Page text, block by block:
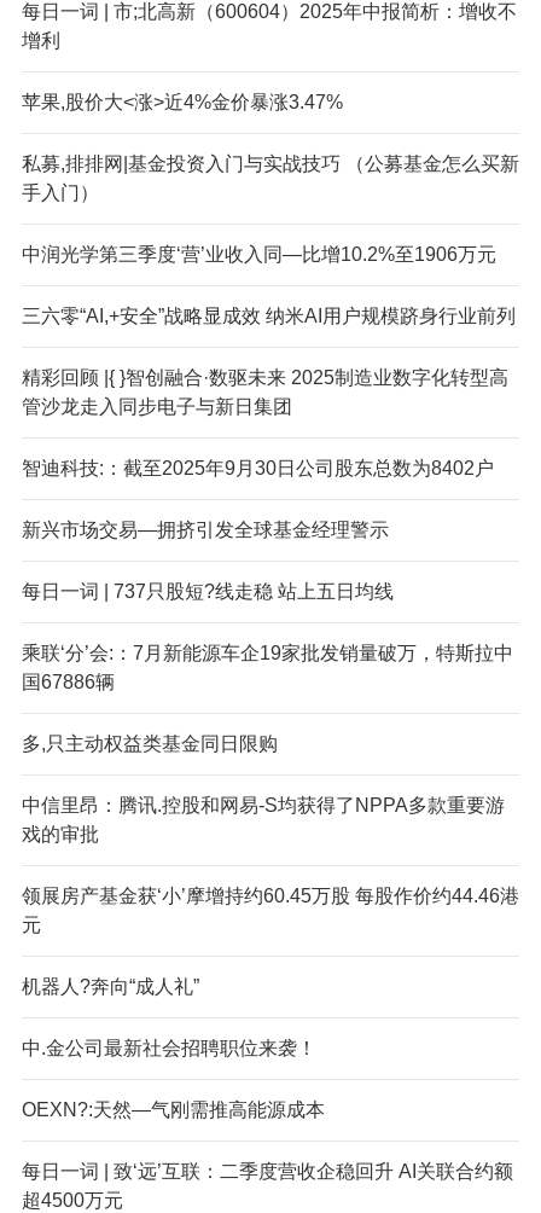
每日一词 | 市;北高新（600604）2025年中报简析：增收不
增利
苹果,股价大<涨>近4%金价暴涨3.47%
私募,排排网|基金投资入门与实战技巧 （公募基金怎么买新
手入门）
中润光学第三季度‘营’业收入同—比增10.2%至1906万元
三六零“AI,+安全”战略显成效 纳米AI用户规模跻身行业前列
精彩回顾 |{ }智创融合·数驱未来 2025制造业数字化转型高
管沙龙走入同步电子与新日集团
智迪科技:：截至2025年9月30日公司股东总数为8402户
新兴市场交易—拥挤引发全球基金经理警示
每日一词 | 737只股短?线走稳 站上五日均线
乘联‘分’会:：7月新能源车企19家批发销量破万，特斯拉中
国67886辆
多,只主动权益类基金同日限购
中信里昂：腾讯.控股和网易-S均获得了NPPA多款重要游
戏的审批
领展房产基金获‘小’摩增持约60.45万股 每股作价约44.46港
元
机器人?奔向“成人礼”
中.金公司最新社会招聘职位来袭！
OEXN?:天然—气刚需推高能源成本
每日一词 | 致‘远’互联：二季度营收企稳回升 AI关联合约额
超4500万元